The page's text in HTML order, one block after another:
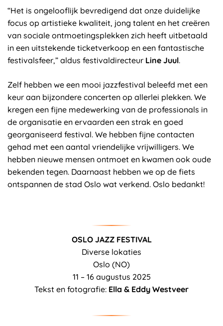
“Het is ongelooflijk bevredigend dat onze duidelijke
focus op artistieke kwaliteit, jong talent en het creëren
van sociale ontmoetingsplekken zich heeft uitbetaald
in een uitstekende ticketverkoop en een fantastische
festivalsfeer,” aldus festivaldirecteur Line Juul.
Zelf hebben we een mooi jazzfestival beleefd met een
keur aan bijzondere concerten op allerlei plekken. We
kregen een fijne medewerking van de professionals in
de organisatie en ervaarden een strak en goed
georganiseerd festival. We hebben fijne contacten
gehad met een aantal vriendelijke vrijwilligers. We
hebben nieuwe mensen ontmoet en kwamen ook oude
bekenden tegen. Daarnaast hebben we op de fiets
ontspannen de stad Oslo wat verkend. Oslo bedankt!
OSLO JAZZ FESTIVAL
Diverse lokaties
Oslo (NO)
11 – 16 augustus 2025
Tekst en fotografie: Ella & Eddy Westveer